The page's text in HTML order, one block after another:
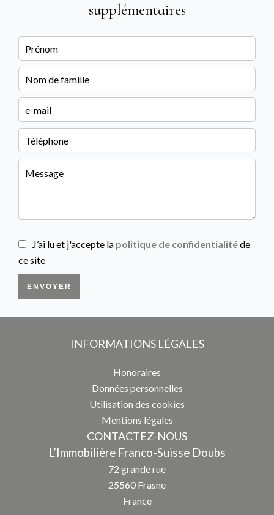
supplémentaires
J’ai lu et j'accepte la politique de confidentialitéde
ce site
ENVOYER
INFORMATIONS LÉGALES
Honoraires
Données personnelles
Utilisation des cookies
Mentions légales
CONTACTEZ-NOUS
L’Immobilière Franco-Suisse Doubs
72 grande rue
25560 Frasne
France